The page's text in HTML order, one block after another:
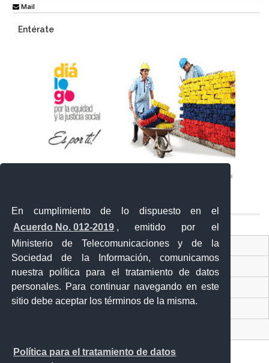
En cumplimiento de lo dispuesto en el
Acuerdo No. 012-2019 , emitido por el
Ministerio de Telecomunicaciones y de la
Sociedad de la Información, comunicamos
nuestra política para el tratamiento de datos
personales. Para continuar navegando en este
sitio debe aceptar los términos de la misma.
Política para el tratamiento de datos
Mail
Entérate
Ventanilla Única Virtual
Ventanilla Única de Comercio Exterior
Gobierno Abierto